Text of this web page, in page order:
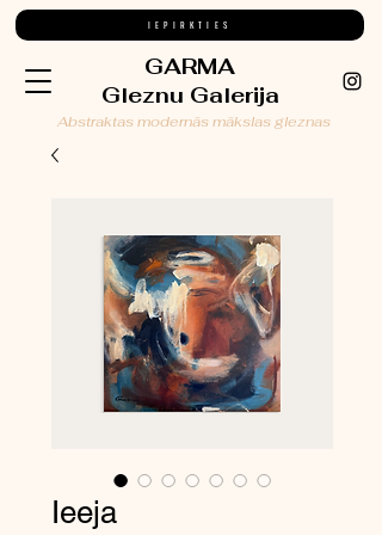
GARMA
Gleznu Galerija
IEPIRKTIES
Abstraktas modernās mākslas gleznas
Ieeja